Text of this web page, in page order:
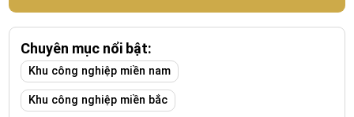
Chuyên mục nổi bật:
Khu công nghiệp miền nam
Khu công nghiệp miền bắc